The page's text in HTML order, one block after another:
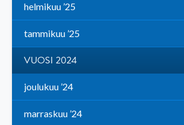
helmikuu ’25
tammikuu ’25
VUOSI 2024
joulukuu ’24
marraskuu ’24